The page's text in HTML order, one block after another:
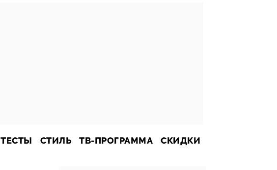
ТЕСТЫ СТИЛЬ ТВ-ПРОГРАММА СКИДКИ